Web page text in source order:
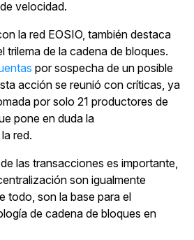
velocidad.
la red EOSIO, también destaca
trilema de la cadena de bloques.
por sospecha de un posible
acción se reunió con críticas, ya
por solo 21 productores de
pone en duda la
red.
las transacciones es importante,
son igualmente
todo, son la base para el
de cadena de bloques en